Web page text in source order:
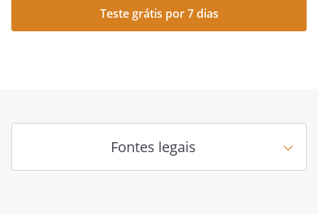
Teste grátis por 7 dias
Fontes legais